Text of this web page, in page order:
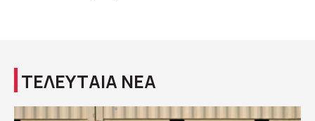
ΤΕΛΕΥΤΑΙΑ ΝΕΑ